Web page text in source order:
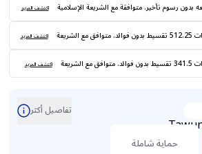
اكتشف المزيد
اكتشف المزيد
اكتشف المزيد
تفاصيل أكثر
حماية شاملة